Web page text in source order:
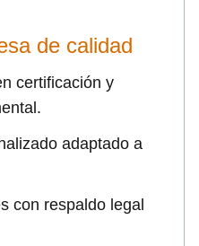
de calidad
certificación y
adaptado a
con respaldo legal